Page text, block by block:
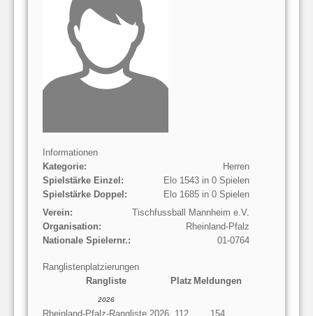
Informationen
Kategorie:
Herren
Spielstärke Einzel:
Elo 1543 in 0 Spielen
Spielstärke Doppel:
Elo 1685 in 0 Spielen
Verein:
Tischfussball Mannheim e.V.
Organisation:
Rheinland-Pfalz
Nationale Spielernr.:
01-0764
Ranglistenplatzierungen
Rangliste
Platz Meldungen
2026
Rheinland-Pfalz-Rangliste 2026 112
154